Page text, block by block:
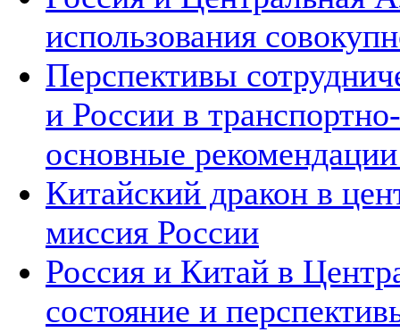
использования
Перспективы
и России в
основные
Китайский дракон в
миссия России
Россия и Китай в
состояние и